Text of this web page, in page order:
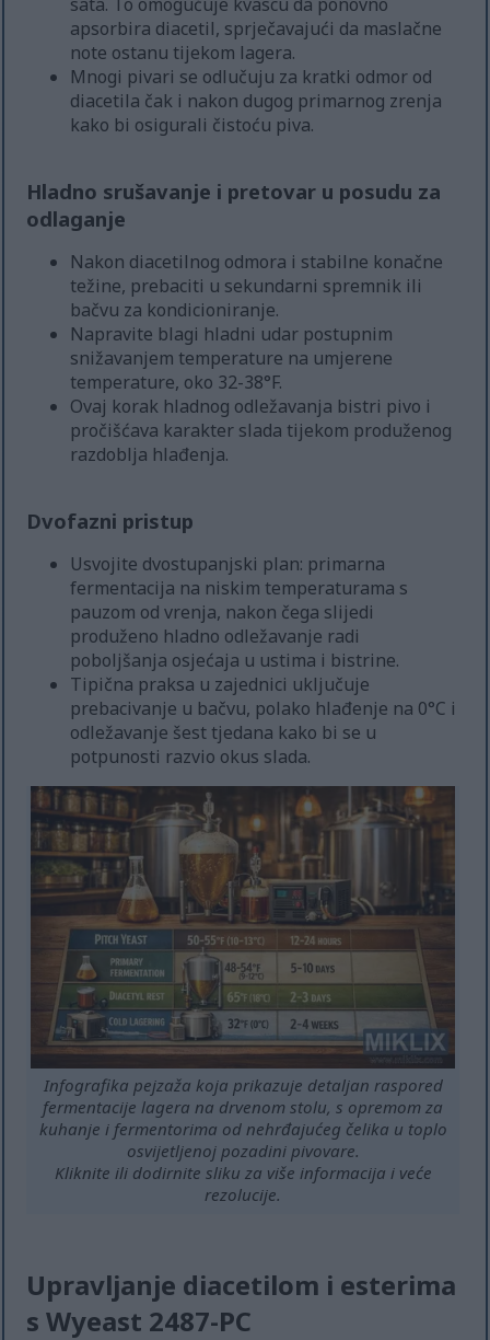
apsorbira diacetil, sprječavajući da maslačne
note ostanu tijekom lagera.
Mnogi pivari se odlučuju za kratki odmor od
diacetila čak i nakon dugog primarnog zrenja
kako bi osigurali čistoću piva.
Hladno srušavanje i pretovar u posudu za
odlaganje
Nakon diacetilnog odmora i stabilne konačne
težine, prebaciti u sekundarni spremnik ili
bačvu za kondicioniranje.
Napravite blagi hladni udar postupnim
snižavanjem temperature na umjerene
temperature, oko 32-38°F.
Ovaj korak hladnog odležavanja bistri pivo i
pročišćava karakter slada tijekom produženog
razdoblja hlađenja.
Dvofazni pristup
Usvojite dvostupanjski plan: primarna
fermentacija na niskim temperaturama s
pauzom od vrenja, nakon čega slijedi
produženo hladno odležavanje radi
poboljšanja osjećaja u ustima i bistrine.
Tipična praksa u zajednici uključuje
prebacivanje u bačvu, polako hlađenje na 0°C i
odležavanje šest tjedana kako bi se u
potpunosti razvio okus slada.
Infografika pejzaža koja prikazuje detaljan raspored
fermentacije lagera na drvenom stolu, s opremom za
kuhanje i fermentorima od nehrđajućeg čelika u toplo
osvijetljenoj pozadini pivovare.
Kliknite ili dodirnite sliku za više informacija i veće
rezolucije.
Upravljanje diacetilom i esterima
s Wyeast 2487-PC